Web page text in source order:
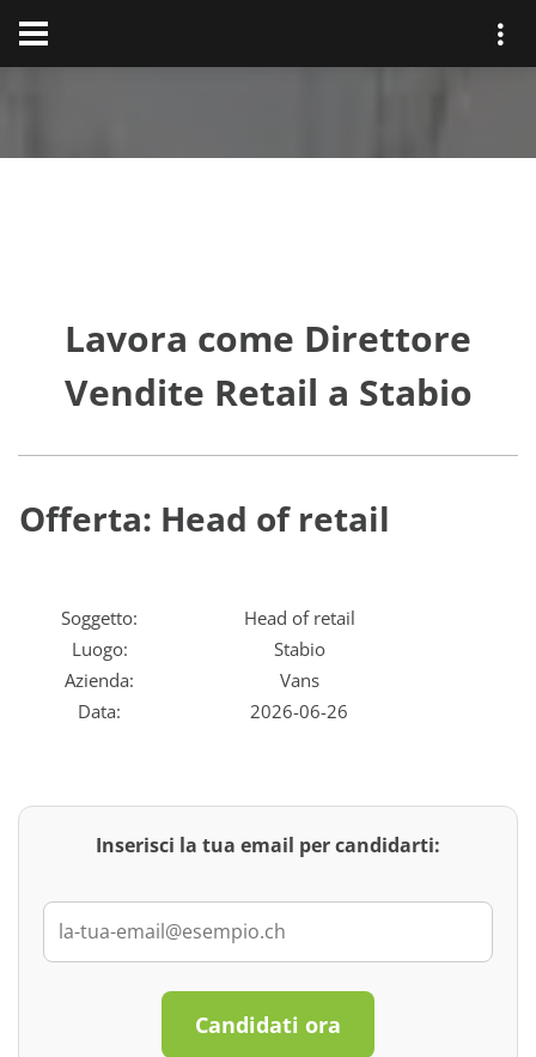
Lavora come Direttore
Vendite Retail a Stabio
Offerta: Head of retail
Soggetto:
Head of retail
Luogo:
Stabio
Azienda:
Vans
Data:
2026-06-26
Inserisci la tua email per candidarti:
Candidati ora